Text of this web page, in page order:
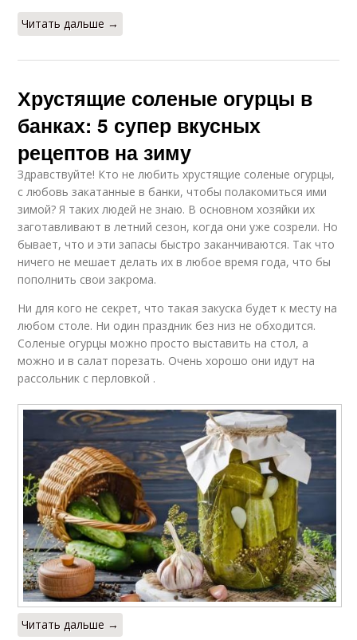
Читать дальше →
Хрустящие соленые огурцы в
банках: 5 супер вкусных
рецептов на зиму
Здравствуйте! Кто не любить хрустящие соленые огурцы,
с любовь закатанные в банки, чтобы полакомиться ими
зимой? Я таких людей не знаю. В основном хозяйки их
заготавливают в летний сезон, когда они уже созрели. Но
бывает, что и эти запасы быстро заканчиваются. Так что
ничего не мешает делать их в любое время года, что бы
пополнить свои закрома.
Ни для кого не секрет, что такая закуска будет к месту на
любом столе. Ни один праздник без низ не обходится.
Соленые огурцы можно просто выставить на стол, а
можно и в салат порезать. Очень хорошо они идут на
рассольник с перловкой .
Читать дальше →